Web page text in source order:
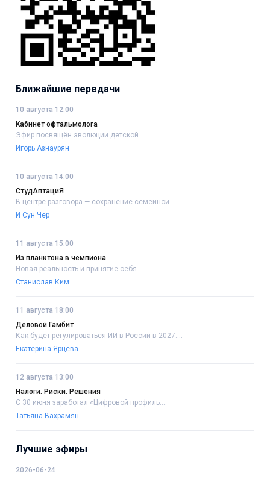
Ближайшие передачи
10 августа 12:00
Кабинет офтальмолога
Эфир посвящён эволюции детской....
Игорь Азнаурян
10 августа 14:00
СтудАптациЯ
В центре разговора — сохранение семейной....
И Сун Чер
11 августа 15:00
Из планктона в чемпиона
Новая реальность и принятие себя..
Станислав Ким
11 августа 18:00
Деловой Гамбит
Как будет регулироваться ИИ в России в 2027....
Екатерина Ярцева
12 августа 13:00
Налоги. Риски. Решения
С 30 июня заработал «Цифровой профиль....
Татьяна Вахрамян
Лучшие эфиры
2026-06-24